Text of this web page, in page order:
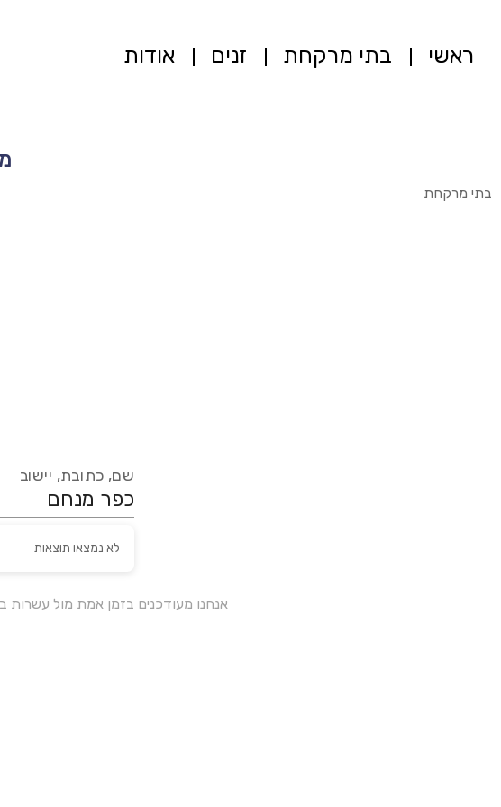
ראשי בתי מרקחת זנים אודות
בתי מרקחת
שם, כתובת, יישוב
אנחנו מעודכנים בזמן אמת מול עשרות
לא נמצאו תוצאות